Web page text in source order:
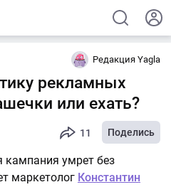
Редакция Yagla
рекламных
или ехать?
11 Поделись
умрет без
маркетолог Константин